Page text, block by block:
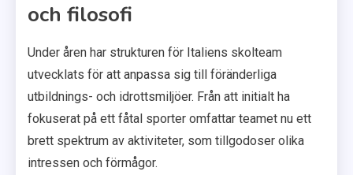
och filosofi
Under åren har strukturen för Italiens skolteam
utvecklats för att anpassa sig till föränderliga
utbildnings- och idrottsmiljöer. Från att initialt ha
fokuserat på ett fåtal sporter omfattar teamet nu ett
brett spektrum av aktiviteter, som tillgodoser olika
intressen och förmågor.